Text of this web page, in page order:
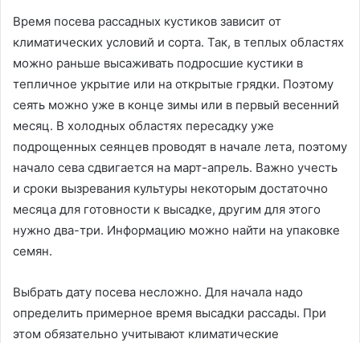
Время посева рассадных кустиков зависит от
климатических условий и сорта. Так, в теплых областях
можно раньше высаживать подросшие кустики в
тепличное укрытие или на открытые грядки. Поэтому
сеять можно уже в конце зимы или в первый весенний
месяц. В холодных областях пересадку уже
подрощенных сеянцев проводят в начале лета, поэтому
начало сева сдвигается на март-апрель. Важно учесть
и сроки вызревания культуры некоторым достаточно
месяца для готовности к высадке, другим для этого
нужно два-три. Информацию можно найти на упаковке
семян.
Выбрать дату посева несложно. Для начала надо
определить примерное время высадки рассады. При
этом обязательно учитывают климатические